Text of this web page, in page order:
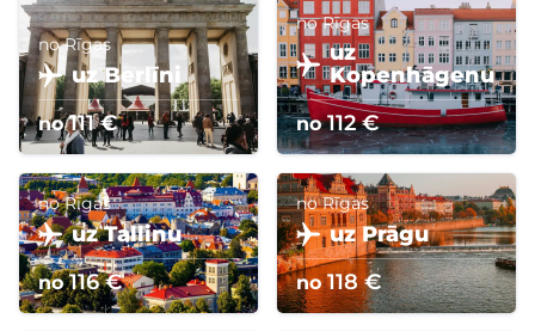
no Rīgas
uz Berlīni
no111 €
no Rīgas
uz
Kopenhāgenu
no112 €
no Rīgas
uz Tallinu
no116 €
no Rīgas
uz Prāgu
no118 €